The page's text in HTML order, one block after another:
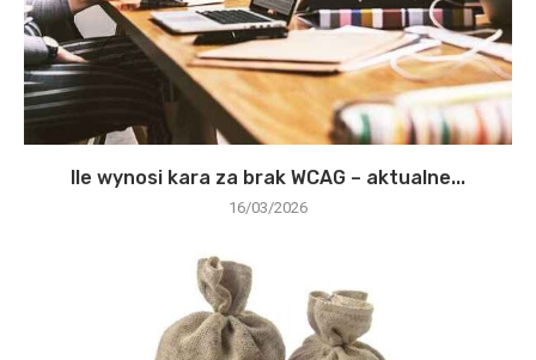
Ile wynosi kara za brak WCAG – aktualne...
16/03/2026